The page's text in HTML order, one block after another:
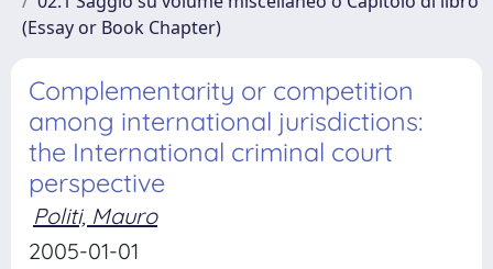
(Essay or Book Chapter)
Complementarity or competition
among international jurisdictions:
the International criminal court
perspective
Politi, Mauro
2005-01-01